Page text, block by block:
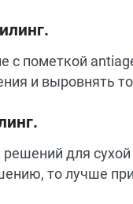
с пометкой
и выровнять
для
то лучше